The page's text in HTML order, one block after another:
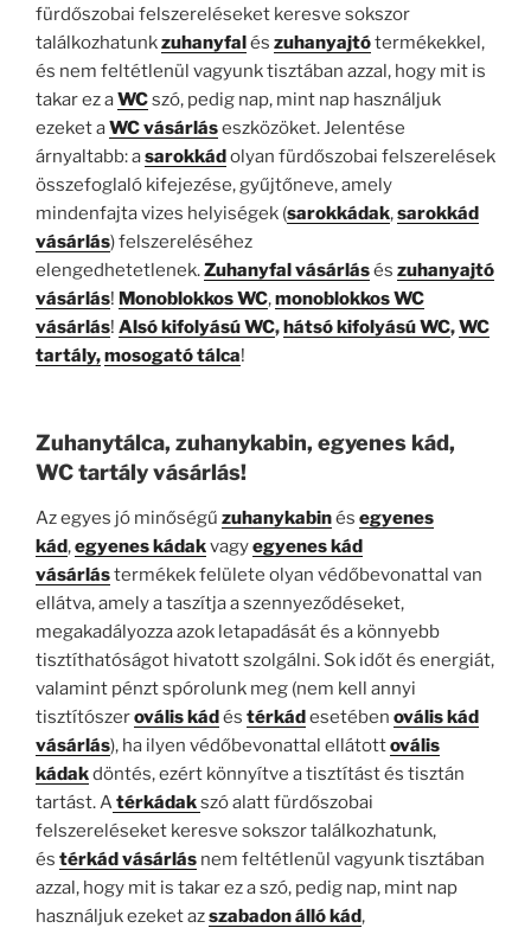
fürdőszobai felszereléseket keresve sokszor
találkozhatunkzuhanyfalés zuhanyajtótermékekkel,
és nem feltétlenül vagyunk tisztában azzal, hogy mit is
takar ez aWCszó, pedig nap, mint nap használjuk
ezeket aWC vásárláseszközöket. Jelentése
árnyaltabb: asarokkádolyan fürdőszobai felszerelések
összefoglaló kifejezése, gyűjtőneve, amely
mindenfajta vizes helyiségek (sarokkádak,sarokkád
vásárlás) felszereléséhez
elengedhetetlenek.Zuhanyfal vásárlásés zuhanyajtó
vásárlás! Monoblokkos WC,monoblokkos WC
vásárlás! Alsó kifolyású WC,hátsó kifolyású WC,WC
tartály,mosogató tálca!
Zuhanytálca, zuhanykabin, egyenes kád,
WC tartály vásárlás!
Az egyes jó minőségű zuhanykabinés egyenes
kád,egyenes kádakvagyegyenes kád
vásárlástermékek felülete olyan védőbevonattal van
ellátva, amely a taszítja a szennyeződéseket,
megakadályozza azok letapadását és a könnyebb
tisztíthatóságot hivatott szolgálni. Sok időt és energiát,
valamint pénzt spórolunk meg (nem kell annyi
tisztítószerovális kádés térkádesetében ovális kád
vásárlás), ha ilyen védőbevonattal ellátottovális
kádakdöntés, ezért könnyítve a tisztítást és tisztán
tartást. Atérkádakszó alatt fürdőszobai
felszereléseket keresve sokszor találkozhatunk,
és térkád vásárlás nem feltétlenül vagyunk tisztában
azzal, hogy mit is takar ez a szó, pedig nap, mint nap
használjuk ezeket azszabadon álló kád,